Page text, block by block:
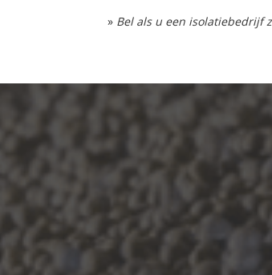
» Bel als u een isolatiebedrijf